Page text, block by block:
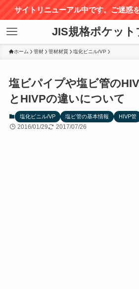
サイトリニューアル中です。ご迷惑
JIS規格ポケット
ホーム 管材 管材材質 塩化ビニル/VP
塩ビパイプや塩ビ管の
とHIVPの違いについて
塩化ビニル/VP 塩ビ管の基本情報 HIVP管
2016/01/29 2017/07/26